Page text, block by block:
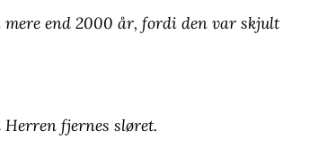
mere end 2000 år, fordi den var skjult
fjernes sløret.